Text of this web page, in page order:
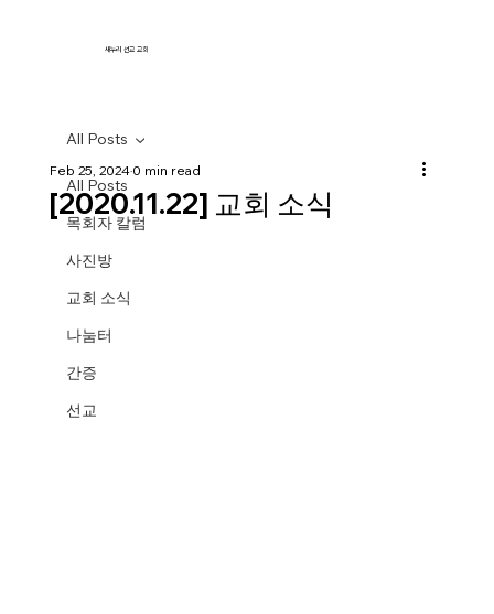
새누리 선교 교회
All Posts
목회자 칼럼
사진방
교회 소식
나눔터
간증
선교
All Posts
[2020.11.22] 교회 소식
Feb 25, 20240 min read